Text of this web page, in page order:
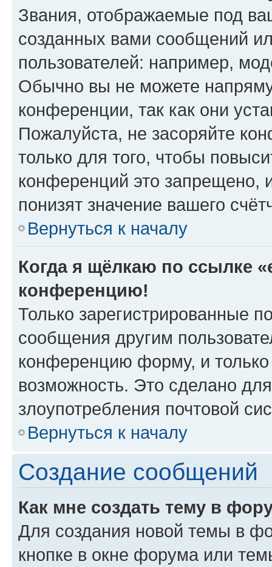
Звания, отображаемые под
созданных вами сообщений
пользователей: например,
Обычно вы не можете
конференции, так как они
Пожалуйста, не засоряйте
только для того, чтобы
конференций это запрещено,
понизят значение вашего
Вернуться к началу
Когда я щёлкаю по ссылке
конференцию!
Только зарегистрированные
сообщения другим
конференцию форму, и
возможность. Это сделано
злоупотребления почтовой
Вернуться к началу
Создание сообщений
Как мне создать тему в
Для создания новой темы в
кнопке в окне форума или